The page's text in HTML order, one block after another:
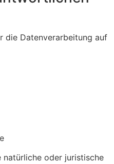
die Datenverarbeitung auf
oder juristische